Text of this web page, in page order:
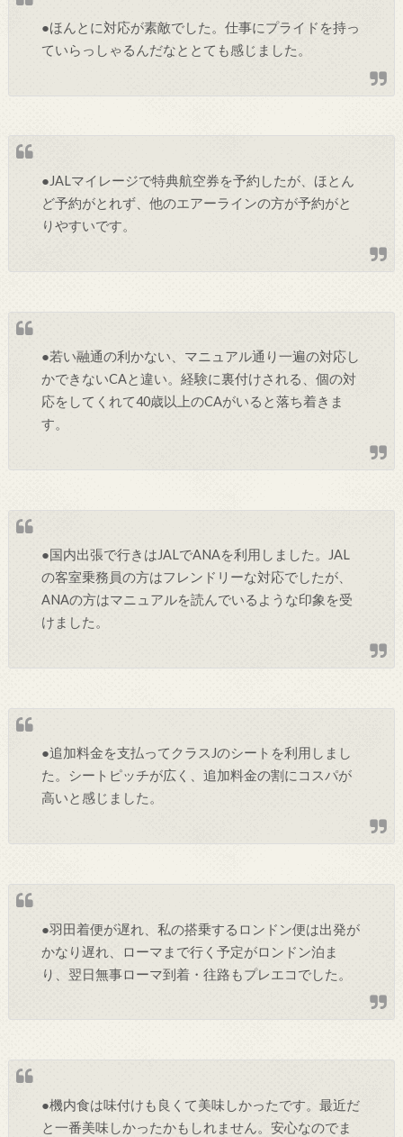
●ほんとに対応が素敵でした。仕事にプライドを持っ
ていらっしゃるんだなととても感じました。
●JALマイレージで特典航空券を予約したが、ほとん
ど予約がとれず、他のエアーラインの方が予約がと
りやすいです。
●若い融通の利かない、マニュアル通り一遍の対応し
かできないCAと違い。経験に裏付けされる、個の対
応をしてくれて40歳以上のCAがいると落ち着きま
す。
●国内出張で行きはJALでANAを利用しました。JAL
の客室乗務員の方はフレンドリーな対応でしたが、
ANAの方はマニュアルを読んでいるような印象を受
けました。
●追加料金を支払ってクラスJのシートを利用しまし
た。シートピッチが広く、追加料金の割にコスパが
高いと感じました。
●羽田着便が遅れ、私の搭乗するロンドン便は出発が
かなり遅れ、ローマまで行く予定がロンドン泊ま
り、翌日無事ローマ到着・往路もプレエコでした。
●機内食は味付けも良くて美味しかったです。最近だ
と一番美味しかったかもしれません。安心なのでま